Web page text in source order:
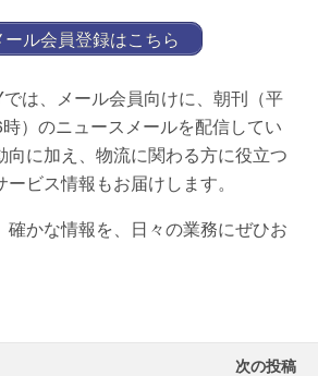
ール会員登録はこちら
では、メール会員向けに、朝刊（平
）のニュースメールを配信してい
向に加え、物流に関わる方に役立つ
ビス情報もお届けします。
確かな情報を、日々の業務にぜひお
次の投稿